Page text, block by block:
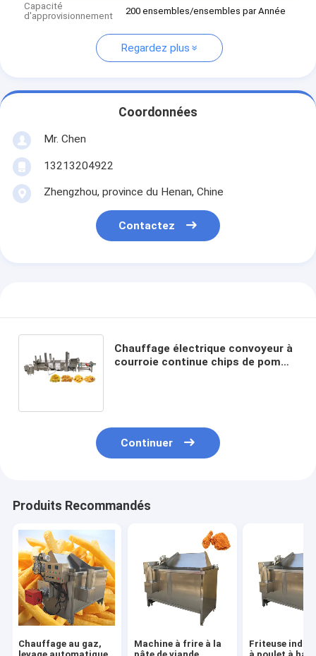
Capacité
d'approvisionnement
200 ensembles/ensembles par Année
Regardez plus
Coordonnées
Mr. Chen
13213204922
Zhengzhou, province du Henan, Chine
Contactez
Chauffage électrique convoyeur à
courroie continue chips de pomme
Continuer
Produits Recommandés
Chauffage au gaz,
Machine à frire à la
Friteuse